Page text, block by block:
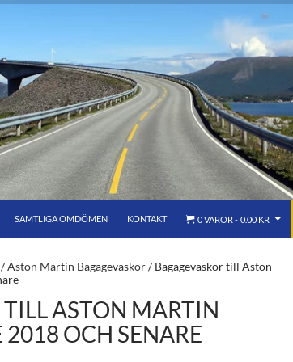
SAMTLIGA OMDÖMEN KONTAKT 0 VAROR 0.00 KR
Aston Martin Bagageväskor/ Bagageväskor till Aston
ASTON MARTIN
OCH SENARE